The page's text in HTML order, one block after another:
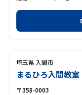
埼玉県 入間市
まるひろ入間教室
〒358-0003